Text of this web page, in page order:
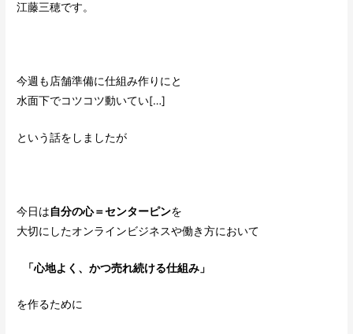
江藤三穂です。
今週も店舗準備に仕組み作りにと
水面下でコツコツ動いてい[…]
という話をしましたが
今日は自分の心＝センターピンを
大切にしたオンラインビジネスや働き方において
「心地よく、かつ売れ続ける仕組み」
を作るために